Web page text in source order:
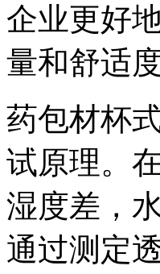
企业更好
量和舒适
药包材杯
试原理。
湿度差，
通过测定